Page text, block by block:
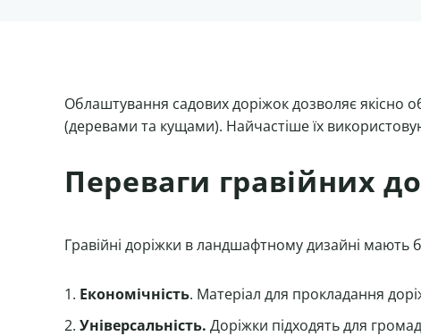
Облаштування садових доріжок дозволяє якісно
(деревами та кущами). Найчастіше їх
Переваги гравійних
Гравійні доріжки в ландшафтному дизайні мають
Економічність. Матеріал для прокладання
Універсальність. Доріжки підходять для